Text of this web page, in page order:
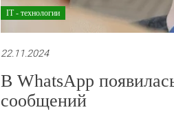
IT - технологии
22.11.2024
В WhatsApp
сообщений